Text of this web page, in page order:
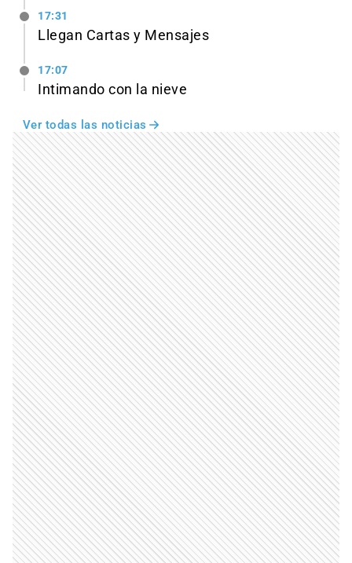
17:31
Llegan Cartas y Mensajes
17:07
Intimando con la nieve
Ver todas las noticias